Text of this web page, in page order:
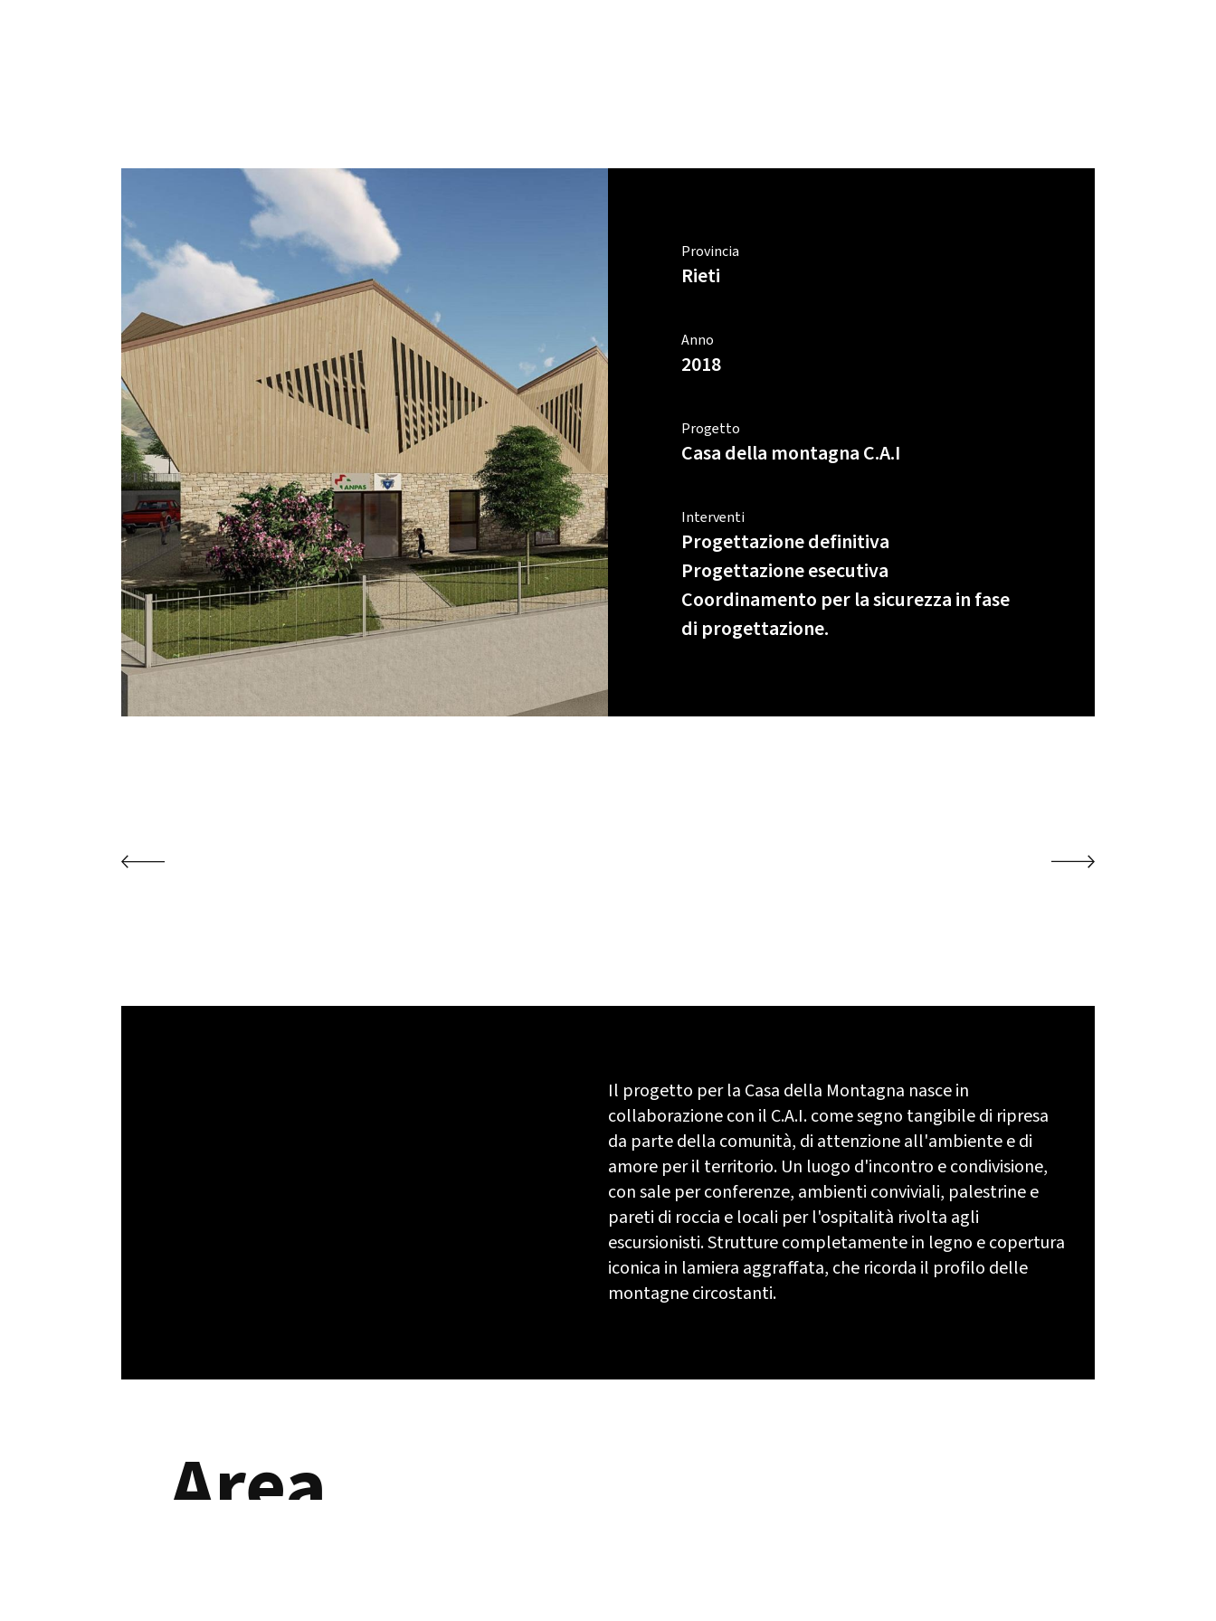
Provincia
Rieti
Anno
2018
Progetto
Casa della montagna C.A.I
Interventi
Progettazione definitiva
Progettazione esecutiva
Coordinamento per la sicurezza in fase
di progettazione.
Il progetto per la Casa della Montagna nasce in
collaborazione con il C.A.I. come segno tangibile di ripresa
da parte della comunità, di attenzione all'ambiente e di
amore per il territorio. Un luogo d'incontro e condivisione,
con sale per conferenze, ambienti conviviali, palestrine e
pareti di roccia e locali per l'ospitalità rivolta agli
escursionisti. Strutture completamente in legno e copertura
iconica in lamiera aggraffata, che ricorda il profilo delle
montagne circostanti.
Area